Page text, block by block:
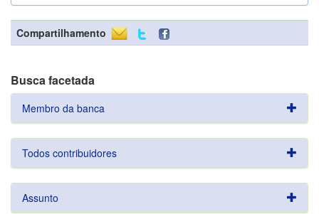
Compartilhamento
Busca facetada
Membro da banca
Todos contribuidores
Assunto